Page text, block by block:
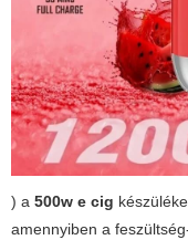
) a 500w e cig
amennyiben a